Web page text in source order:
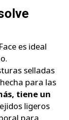
es ideal
selladas
para las
tiene un
ligeros